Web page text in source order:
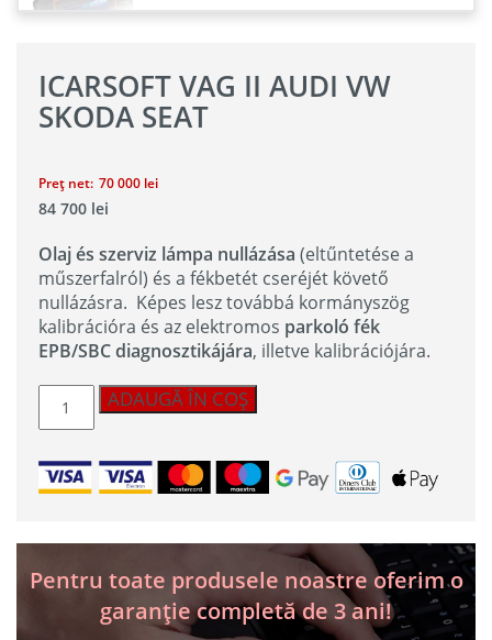
ICARSOFT VAG II AUDI VW
SKODA SEAT
Preț net: 70 000 lei
84 700 lei
Olaj és szerviz lámpa nullázása (eltűntetése a
műszerfalról) és a fékbetét cseréjét követő
nullázásra. Képes lesz továbbá kormányszög
kalibrációra és az elektromos parkoló fék
EPB/SBC diagnosztikájára, illetve kalibrációjára.
Cantitate
iCarsoft
II
Audi
Seat
ADAUGĂ ÎN COȘ
Pentru toate produsele noastre oferim o
garanție completă de 3 ani!